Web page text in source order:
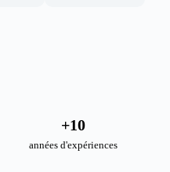
années d'expériences
+10